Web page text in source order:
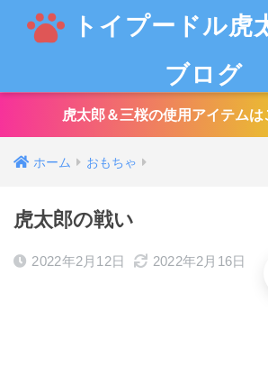
トイプードル虎
ブログ
虎太郎＆三桜の使用アイテム
ホーム おもちゃ
虎太郎の戦い
2022年2月12日 2022年2月16日